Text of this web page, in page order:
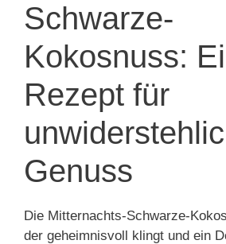
Schwarze-
Kokosnuss:
Rezept für
Genuss
Die Mitternachts-Schwarze-
der geheimnisvoll klingt und ein